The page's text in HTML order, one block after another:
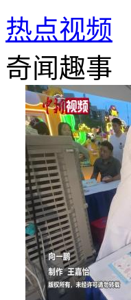
热点视频
奇闻趣事